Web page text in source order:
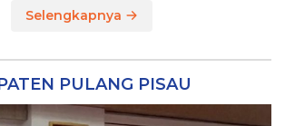
Selengkapnya
PULANG PISAU